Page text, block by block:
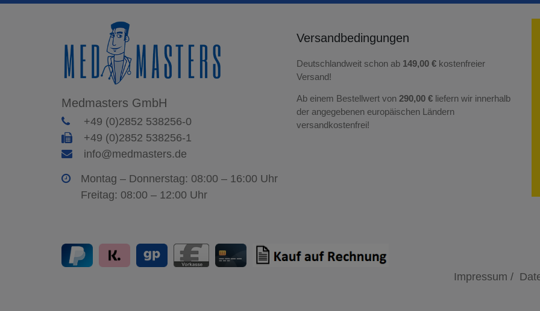
Medmasters GmbH
+49 (0)2852 538256-0
+49 (0)2852 538256-1
info@medmasters.de
Montag – Donnerstag: 08:00 – 16:00 Uhr
Freitag: 08:00 – 12:00 Uhr
Versandbedingungen
Deutschlandweit schon ab 149,00 € kostenfreier
Versand!
Ab einem Bestellwert von 290,00 € liefern wir innerhalb
der angegebenen europäischen Ländern
versandkostenfrei!
Impressum /